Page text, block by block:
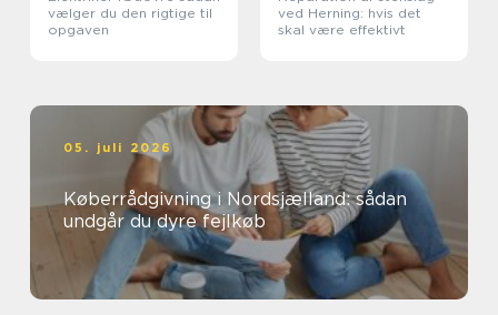
vælger du den rigtige til
opgaven
ved Herning: hvis det
skal være effektivt
05. juli 2026
Køberrådgivning i Nordsjælland: sådan
undgår du dyre fejlkøb